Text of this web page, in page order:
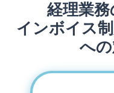
経理業
インボイス
へ